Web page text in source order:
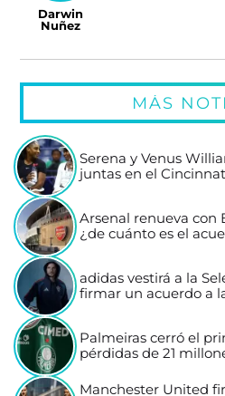
Darwin
Nuñez
MÁS
Serena y Venus
juntas en el
Arsenal renueva con
¿de cuánto es el
adidas vestirá a la
firmar un acuerdo a
Palmeiras cerró el
pérdidas de 21
Manchester United